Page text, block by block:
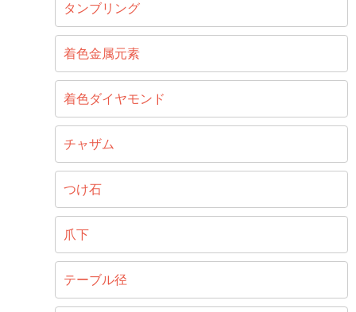
タンブリング
着色金属元素
着色ダイヤモンド
チャザム
つけ石
爪下
テーブル径